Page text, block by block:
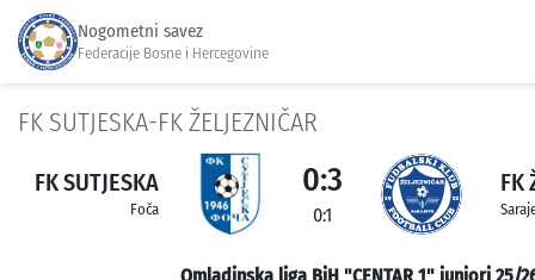
Nogometni savez
Federacije Bosne i Hercegovine
FK SUTJESKA-FK ŽELJEZNIČAR
FK SUTJESKA
Foča
0:3
0:1
FK